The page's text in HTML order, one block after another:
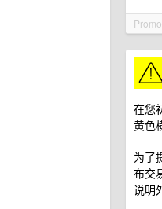
在您
黄色
为了
布交
说明